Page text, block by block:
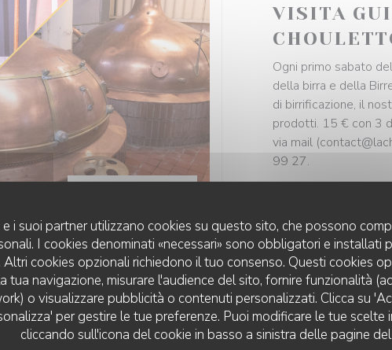
i suoi partner utilizzano cookies su questo sito, che possono
I cookies denominati «necessari» sono obbligatori e installati
Altri cookies opzionali richiedono il tuo consenso. Questi cookies
tua navigazione, misurare l'audience del sito, fornire funzionalità
o visualizzare pubblicità o contenuti personalizzati. Clicca su
per gestire le tue preferenze. Puoi modificare le tue scelte
cliccando sull'icona del cookie in basso a sinistra delle pagine
VISITA
Ogni primo sabato
della birra e della
di birrificazione, il
prodotti. 15 € con 3
via mail
99 27.
18H00 A 18H00